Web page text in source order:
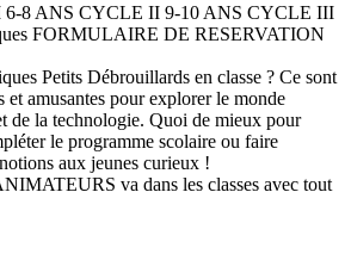
6-8 ANS CYCLE II 9-10 ANS CYCLE III
FORMULAIRE DE RESERVATION
Petits Débrouillards en classe ? Ce sont
et amusantes pour explorer le monde
de la technologie. Quoi de mieux pour
le programme scolaire ou faire
aux jeunes curieux !
va dans les classes avec tout